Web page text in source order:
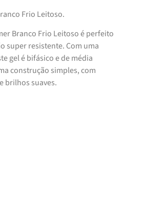
Frio Leitoso.
Branco Frio Leitoso é perfeito
super resistente. Com uma
gel é bifásico e de média
construção simples, com
brilhos suaves.